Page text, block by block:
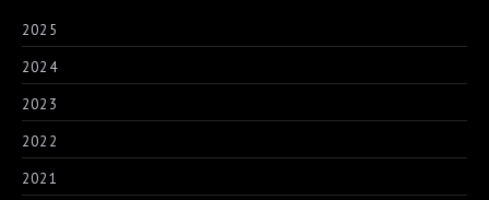
2025
2024
2023
2022
2021